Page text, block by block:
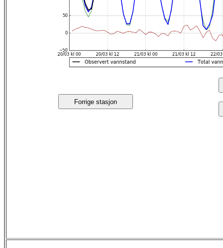
Forrige stasjon